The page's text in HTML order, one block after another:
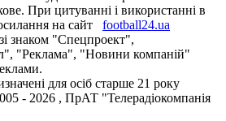
При цитуванні і використанні в
на сайт
football24.ua
знаком "Спецпроект",
"Реклама", "Новини компаній"
для осіб старше 21 року
- 2026 , ПрАТ "Телерадіокомпанія